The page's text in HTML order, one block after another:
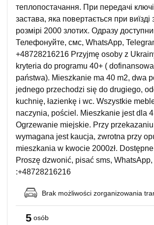
теплопостачання. При передачі
застава, яка повертається при виїзді
розмірі 2000 злотих. Одразу
Телефонуйте, смс, WhatsApp,
+48728216216 Przyjmę osoby z
kryteria do programu 40+ (
państwa). Mieszkanie ma 40 m2, dwa
jednego przechodzi się do drugiego,
kuchnię, łazienkę i wc. Wszystkie
naczynia, pościel. Mieszkanie jest dla
Ogrzewanie miejskie. Przy
wymagana jest kaucja, zwrotna przy
mieszkania w kwocie 2000zł.
Proszę dzwonić, pisać sms,
:+48728216216
Brak możliwości zorganizowania
5 osób